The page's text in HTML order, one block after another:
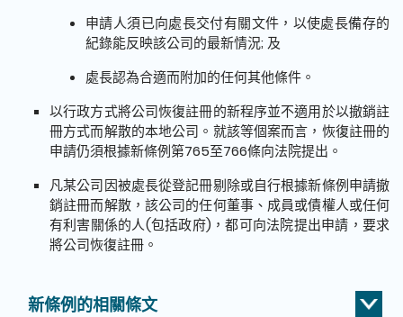
申請人須已向處長交付有關文件，以使處長備存的
紀錄能反映該公司的最新情況; 及
處長認為合適而附加的任何其他條件。
以行政方式將公司恢復註冊的新程序並不適用於以撤銷註
冊方式而解散的本地公司。就該等個案而言，恢復註冊的
申請仍須根據新條例第765至766條向法院提出。
凡某公司因被處長從登記冊剔除或自行根據新條例申請撤
銷註冊而解散，該公司的任何董事、成員或債權人或任何
有利害關係的人(包括政府)，都可向法院提出申請，要求
將公司恢復註冊。
新條例的相關條文